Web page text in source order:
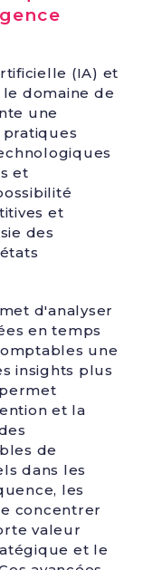
(IA) et
domaine de
une
et
et
des
d'analyser
en temps
une
insights plus
et la
de
dans les
les
concentrer
valeur
et le